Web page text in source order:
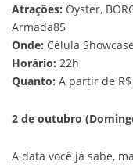
Atrações: Oyster,
Armada85
Onde: Célula Showcase
Horário: 22h
Quanto: A partir de
2 de outubro
A data você já sabe,